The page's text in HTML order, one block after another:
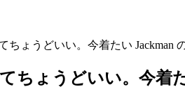
ちょうどいい。今着たい Jackman
ちょうどいい。今着